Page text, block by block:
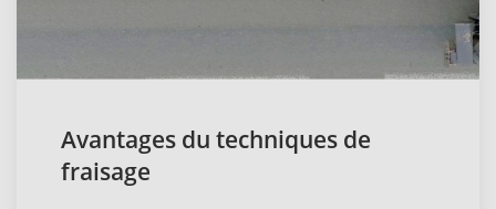
Avantages du techniques de
fraisage